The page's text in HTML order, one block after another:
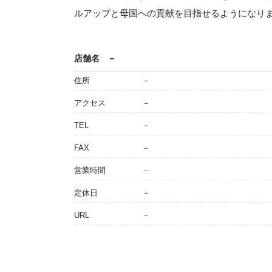
ルアップと母国への貢献を目指せるようになり
店舗名 －
住所 －
アクセス －
TEL －
FAX －
営業時間 －
定休日 －
URL －